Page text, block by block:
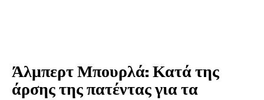
Άλμπερτ Μπουρλά: Κατά της
άρσης της πατέντας για τα